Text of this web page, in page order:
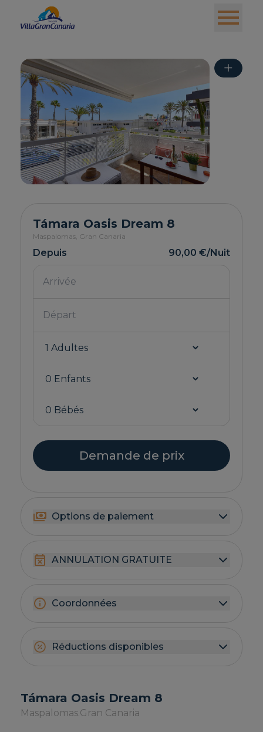
+
Támara Oasis Dream 8
Maspalomas, Gran Canaria
Depuis 90,00 €/Nuit
Demande de prix
Options de paiement
ANNULATION GRATUITE
Coordonnées
Réductions disponibles
Támara Oasis Dream 8
Maspalomas.Gran Canaria